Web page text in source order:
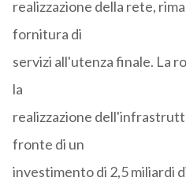
realizzazione della rete,
fornitura di
servizi all'utenza finale. La
la
realizzazione
fronte di un
investimento di 2,5 miliardi